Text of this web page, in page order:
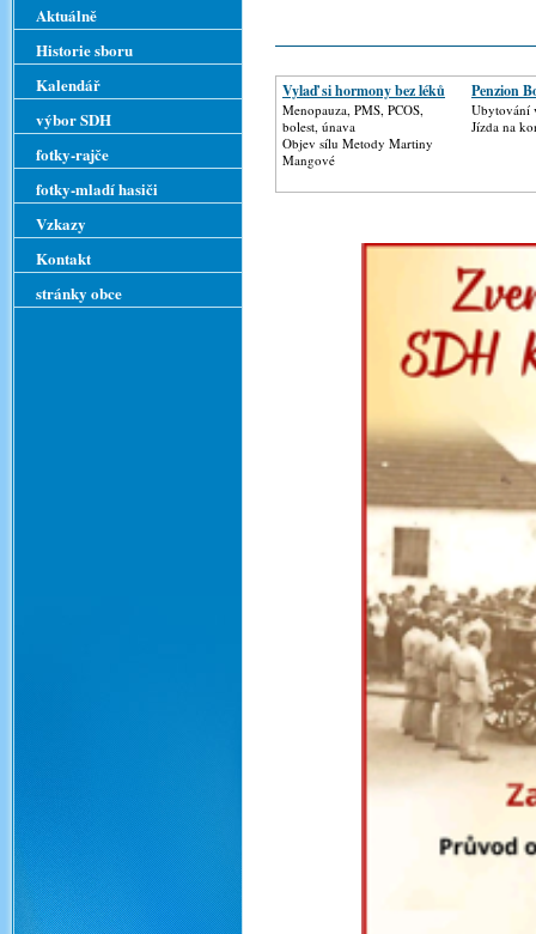
Vylaď si hormony bez léků
Menopauza, PMS, PCOS,
bolest, únava
Objev sílu Metody Martiny
Mangové
Penzion
Ubytování
Jízda na
Aktuálně
Historie sboru
Kalendář
výbor SDH
fotky-rajče
fotky-mladí hasiči
Vzkazy
Kontakt
stránky obce